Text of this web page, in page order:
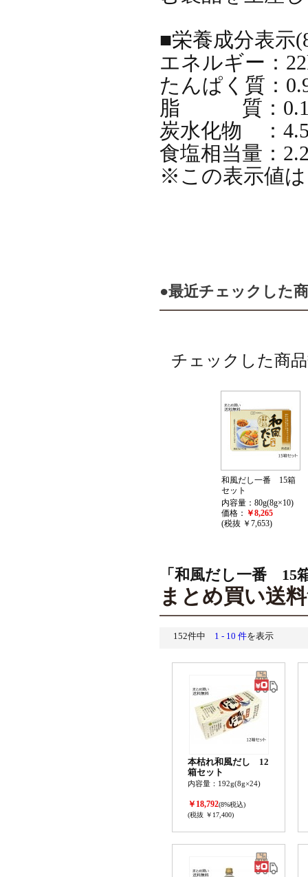
■栄養成分表示
エネルギー：
たんぱく質：
脂 質：
炭水化物 ：
食塩相当量：
※この表示値
●最近チェックした
チェックした商
和風だし一番 15箱
セット
内容量：80g(8g×10)
価格： ￥8,265
(税抜 ￥7,653)
「和風だし一番 15
まとめ買い送
152件中 1 - 10 件を表示
本枯れ和風だし 12
箱セット
内容量：192g(8g×24)
￥18,792(8%税込)
(税抜 ￥17,400)